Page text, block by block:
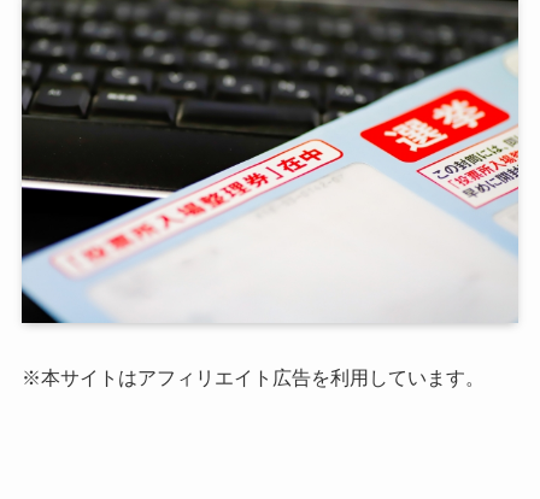
※本サイトはアフィリエイト広告を利用しています。